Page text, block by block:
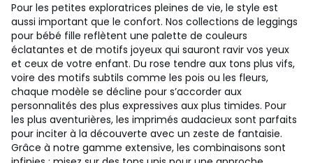
Pour les petites exploratrices pleines de vie, le style est
aussi important que le confort. Nos collections de leggings
pour bébé fille reflètent une palette de couleurs
éclatantes et de motifs joyeux qui sauront ravir vos yeux
et ceux de votre enfant. Du rose tendre aux tons plus vifs,
voire des motifs subtils comme les pois ou les fleurs,
chaque modèle se décline pour s’accorder aux
personnalités des plus expressives aux plus timides. Pour
les plus aventurières, les imprimés audacieux sont parfaits
pour inciter à la découverte avec un zeste de fantaisie.
Grâce à notre gamme extensive, les combinaisons sont